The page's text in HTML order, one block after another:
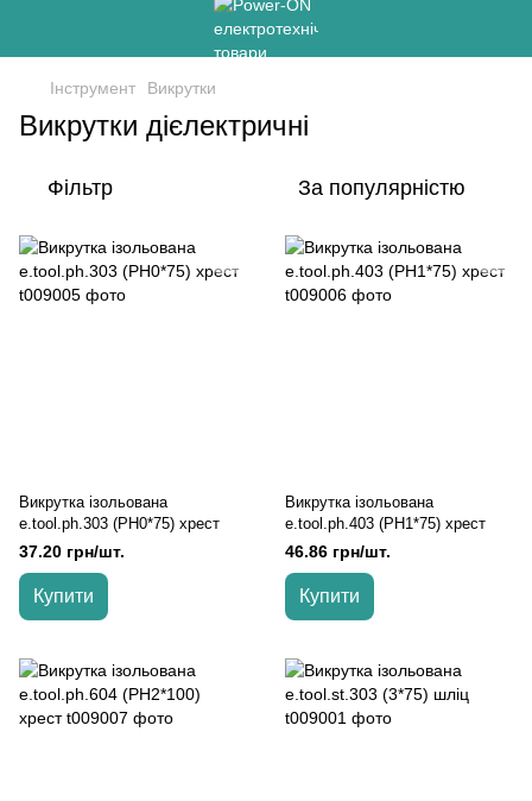
Інструмент Викрутки
Викрутки дієлектричні
Фільтр За популярністю
Викрутка ізольована
e.tool.ph.303 (PH0*75) хрест
37.20 грн/шт.
Купити
Викрутка ізольована
e.tool.ph.403 (PH1*75) хрест
46.86 грн/шт.
Купити